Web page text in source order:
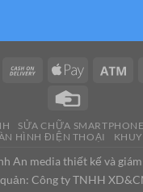
SỬA CHỮA SMARTPHONE
HÌNH ĐIỆN THOẠI
An media thiết kế và
Công ty TNHH